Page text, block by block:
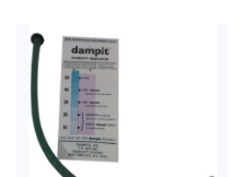
Adauga in cos